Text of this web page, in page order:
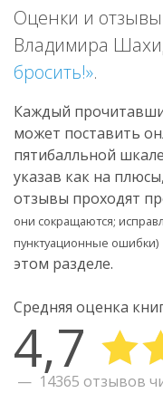
Оценки и
Владимира
бросить!».
Каждый
может поставить
пятибалльной
указав как на
отзывы проходят
они сокращаются;
пунктуационные ошибки)
этом разделе.
Средняя оценка
4,7
14365 отзывов